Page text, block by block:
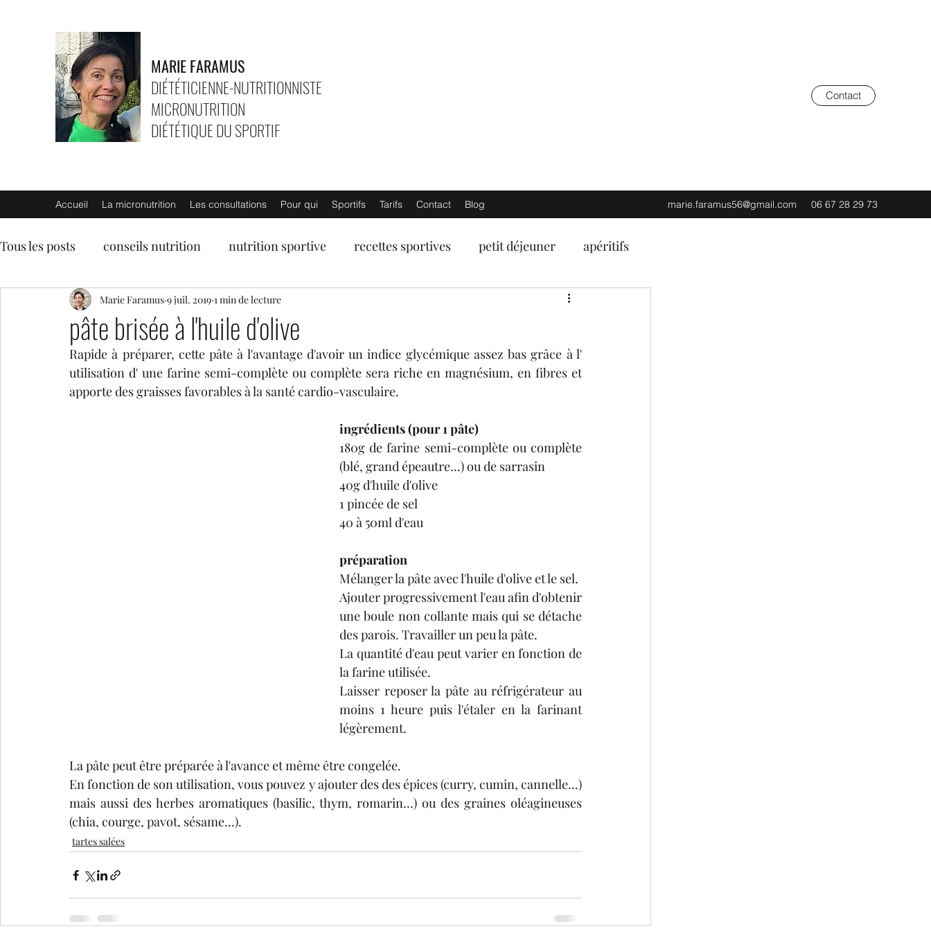
MARIE FARAMUS
DIÉTÉTICIENNE-NUTRITIONNISTE
MICRONUTRITION
DIÉTÉTIQUE DU SPORTIF
Contact
Accueil La micronutrition Les consultations Pour qui Sportifs Tarifs Contact Blog marie.faramus56@gmail.com 06 67 28 29 73
Tous les posts conseils nutrition nutrition sportive recettes sportives petit déjeuner apéritifs
soupes plats végétariens viandes
tartes salées collations sucrées pains et autres condiments fruits boissons
pâte brisée à l'huile d'olive
Marie Faramus 9 juil. 2019 1 min de lecture
Rapide à préparer, cette pâte à l'avantage d'avoir un indice glycémique assez bas grâce à l'
utilisation d' une farine semi-complète ou complète sera riche en magnésium, en fibres et
apporte des graisses favorables à la santé cardio-vasculaire.
ingrédients (pour 1 pâte)
180g de farine semi-complète ou complète
(blé, grand épeautre...) ou de sarrasin
40g d'huile d'olive
1 pincée de sel
40 à 50ml d'eau
préparation
Mélanger la pâte avec l'huile d'olive et le sel.
Ajouter progressivement l'eau afin d'obtenir
une boule non collante mais qui se détache
des parois. Travailler un peu la pâte.
La quantité d'eau peut varier en fonction de
la farine utilisée.
Laisser reposer la pâte au réfrigérateur au
moins 1 heure puis l'étaler en la farinant
légèrement.
La pâte peut être préparée à l'avance et même être congelée.
En fonction de son utilisation, vous pouvez y ajouter des des épices (curry, cumin, cannelle...)
mais aussi des herbes aromatiques (basilic, thym, romarin...) ou des graines oléagineuses
(chia, courge, pavot, sésame...).
tartes salées